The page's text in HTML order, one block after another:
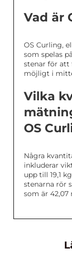
Vad är
OS Curling,
som spelas
stenar för att
möjligt i
Vilka
OS
Några
inkluderar
upp till 19,1
stenarna rör
som är 42,07